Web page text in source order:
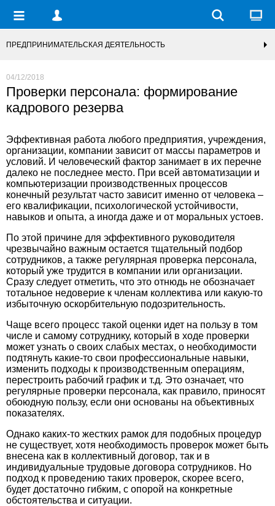
ПРЕДПРИНИМАТЕЛЬСКАЯ ДЕЯТЕЛЬНОСТЬ
04/12/2018
Проверки персонала: формирование
кадрового резерва
Эффективная работа любого предприятия, учреждения,
организации, компании зависит от массы параметров и
условий. И человеческий фактор занимает в их перечне
далеко не последнее место. При всей автоматизации и
компьютеризации производственных процессов
конечный результат часто зависит именно от человека –
его квалификации, психологической устойчивости,
навыков и опыта, а иногда даже и от моральных устоев.
По этой причине для эффективного руководителя
чрезвычайно важным остается тщательный подбор
сотрудников, а также регулярная проверка персонала,
который уже трудится в компании или организации.
Сразу следует отметить, что это отнюдь не обозначает
тотальное недоверие к членам коллектива или какую-то
избыточную оскорбительную подозрительность.
Чаще всего процесс такой оценки идет на пользу в том
числе и самому сотруднику, который в ходе проверки
может узнать о своих слабых местах, о необходимости
подтянуть какие-то свои профессиональные навыки,
изменить подходы к производственным операциям,
перестроить рабочий график и т.д. Это означает, что
регулярные проверки персонала, как правило, приносят
обоюдную пользу, если они основаны на объективных
показателях.
Однако каких-то жестких рамок для подобных процедур
не существует, хотя необходимость проверок может быть
внесена как в коллективный договор, так и в
индивидуальные трудовые договора сотрудников. Но
подход к проведению таких проверок, скорее всего,
будет достаточно гибким, с опорой на конкретные
обстоятельства и ситуации.